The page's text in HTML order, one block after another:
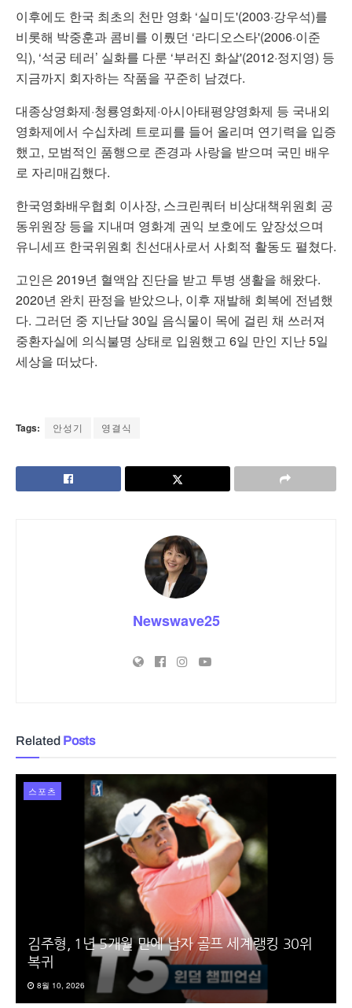
이후에도 한국 최초의 천만 영화 ‘실미도'(2003·강우석)를
비롯해 박중훈과 콤비를 이뤘던 ‘라디오스타'(2006·이준
익), ‘석궁 테러’ 실화를 다룬 ‘부러진 화살'(2012·정지영) 등
지금까지 회자하는 작품을 꾸준히 남겼다.
대종상영화제·청룡영화제·아시아태평양영화제 등 국내외
영화제에서 수십차례 트로피를 들어 올리며 연기력을 입증
했고, 모범적인 품행으로 존경과 사랑을 받으며 국민 배우
로 자리매김했다.
한국영화배우협회 이사장, 스크린쿼터 비상대책위원회 공
동위원장 등을 지내며 영화계 권익 보호에도 앞장섰으며
유니세프 한국위원회 친선대사로서 사회적 활동도 펼쳤다.
고인은 2019년 혈액암 진단을 받고 투병 생활을 해왔다.
2020년 완치 판정을 받았으나, 이후 재발해 회복에 전념했
다. 그러던 중 지난달 30일 음식물이 목에 걸린 채 쓰러져
중환자실에 의식불명 상태로 입원했고 6일 만인 지난 5일
세상을 떠났다.
Tags: 안성기 영결식
Newswave25
Related Posts
스포츠
김주형, 1년 5개월 만에 남자 골프 세계랭킹 30위
복귀
8월 10, 2026